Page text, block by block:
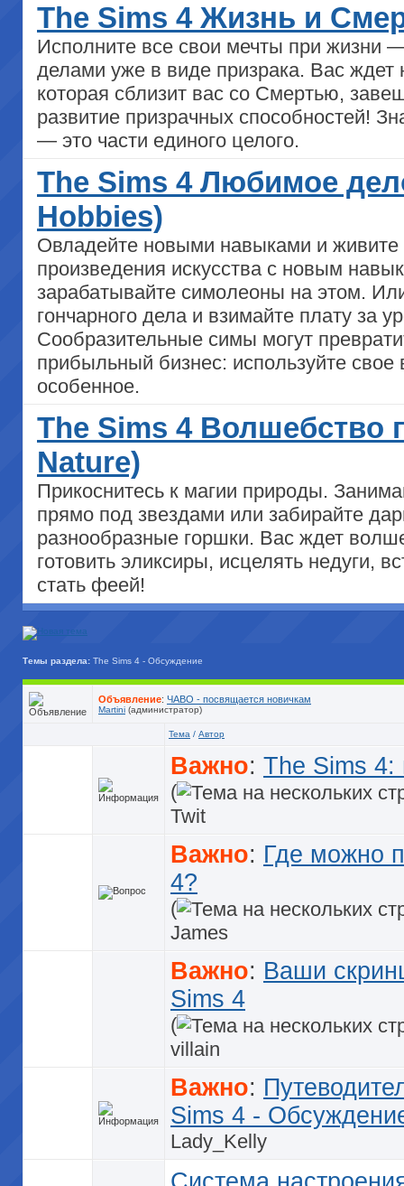
The Sims 4 Жизнь и
Исполните все свои мечты при жизни
делами уже в виде призрака. Вас ждет
которая сблизит вас со Смертью,
развитие призрачных способностей!
— это части единого целого.
The Sims 4 Любимое
Hobbies)
Овладейте новыми навыками и
произведения искусства с новым
зарабатывайте симолеоны на этом.
гончарного дела и взимайте плату за
Сообразительные симы могут
прибыльный бизнес: используйте
особенное.
The Sims 4 Волшебство
Nature)
Прикоснитесь к магии природы.
прямо под звездами или забирайте
разнообразные горшки. Вас ждет
готовить эликсиры, исцелять недуги,
стать феей!
Темы раздела: The Sims 4 - Обсуждение
Объявление: ЧАВО - посвящается новичкам
Martini (администратор)
Тема / Автор
Важно: The Sims 4:
(
Twit
Важно: Где можно
4?
(
James
Важно: Ваши
Sims 4
(
villain
Важно:
Sims 4 -
Lady_Kelly